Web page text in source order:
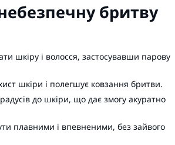
бритву
шкіру і волосся, застосувавши парову
шкіри і полегшує ковзання бритви.
до шкіри, що дає змогу акуратно
плавними і впевненими, без зайвого